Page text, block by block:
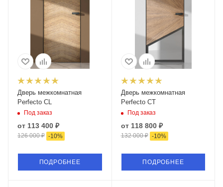
Дверь межкомнатная
Perfecto CL
Под заказ
от 113 400 ₽
126 000 ₽ -10%
ПОДРОБНЕЕ
Дверь межкомнатная
Perfecto CT
Под заказ
от 118 800 ₽
132 000 ₽ -10%
ПОДРОБНЕЕ